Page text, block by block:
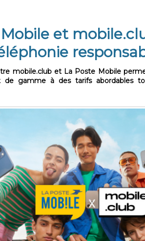
Mobile et
mobile.club et La Poste Mobile
de gamme à des tarifs abordables